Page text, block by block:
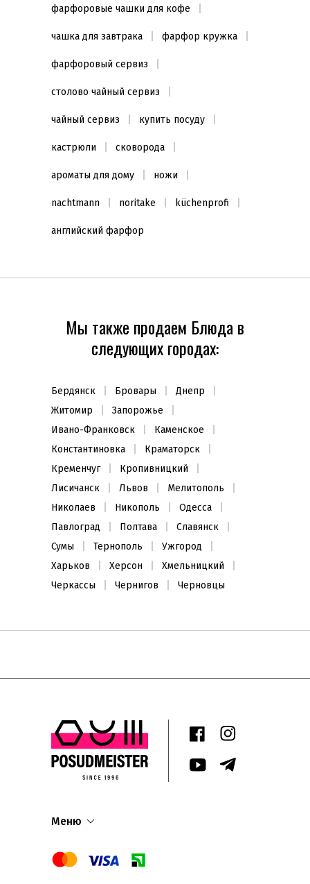
фарфоровые чашки для кофе
чашка для завтрака фарфор кружка
фарфоровый сервиз
столово чайный сервиз
чайный сервиз купить посуду
кастрюли сковорода
ароматы для дому ножи
nachtmann noritake küchenprofi
английский фарфор
Мы также продаем Блюда в
следующих городах:
Бердянск Бровары
Днепр
Житомир
Запорожье
Ивано-Франковск
Каменское
Константиновка
Краматорск
Кременчуг
Кропивницкий
Лисичанск
Львов
Мелитополь
Николаев
Никополь
Одесса
Павлоград
Полтава
Славянск
Сумы
Тернополь
Ужгород
Харьков
Херсон
Хмельницкий
Черкассы
Чернигов Черновцы
Меню